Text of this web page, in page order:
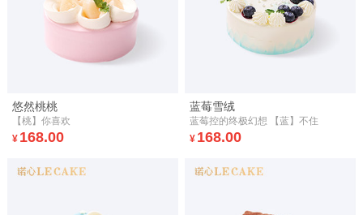
悠然桃桃
【桃】你喜欢
¥ 168.00
蓝莓雪绒
蓝莓控的终极幻想 【蓝】不住
¥ 168.00